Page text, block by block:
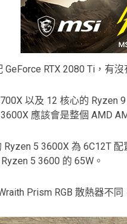
RTX 2080 Ti，有沒
以及 12 核心的 Ryzen
應該會是整個 AMD
5 3600X 為 6C12T
5 3600 的 65W。
Prism RGB 散熱器不